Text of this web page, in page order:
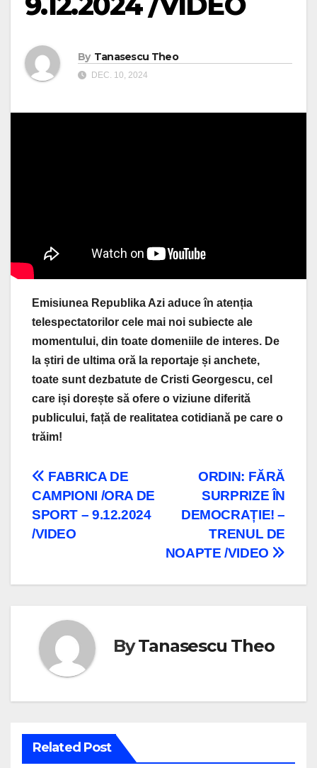
By Tanasescu Theo
DEC. 10, 2024
Emisiunea Republika Azi aduce în atenția
telespectatorilor cele mai noi subiecte ale
momentului, din toate domeniile de interes. De
la știri de ultima oră la reportaje și anchete,
toate sunt dezbatute de Cristi Georgescu, cel
care iși dorește să ofere o viziune diferită
publicului, față de realitatea cotidiană pe care o
trăim!
Navigare
în
articole
ORDIN: FĂRĂ
SURPRIZE ÎN
DEMOCRAȚIE! –
TRENUL DE
NOAPTE /VIDEO
FABRICA DE
CAMPIONI /ORA DE
SPORT – 9.12.2024
/VIDEO
ByTanasescu Theo
Related Post